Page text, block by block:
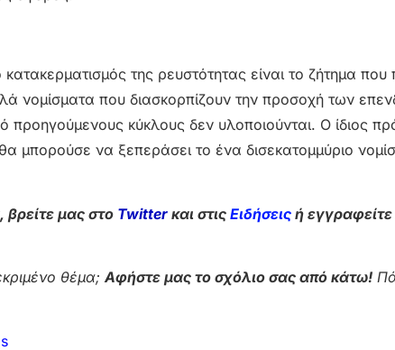
της ρευστότητας είναι το ζήτημα που
νομίσματα που διασκορπίζουν την προσοχή των
κύκλους δεν υλοποιούνται. Ο ίδιος
μπορούσε να ξεπεράσει το ένα δισεκατομμύριο
μας στο Twitter και στις Ειδήσεις ή
θέμα;Αφήστε μας το σχόλιο σας από κάτω!